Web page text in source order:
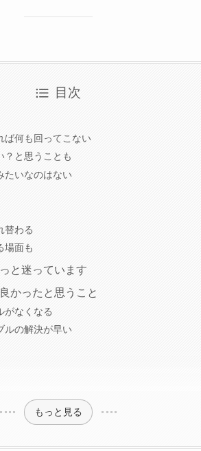
目次
ば何も回ってこない
？と思うことも
たいなのはない
替わる
場面も
と迷っています
かったと思うこと
がなくなる
ルの解決が早い
もっと見る